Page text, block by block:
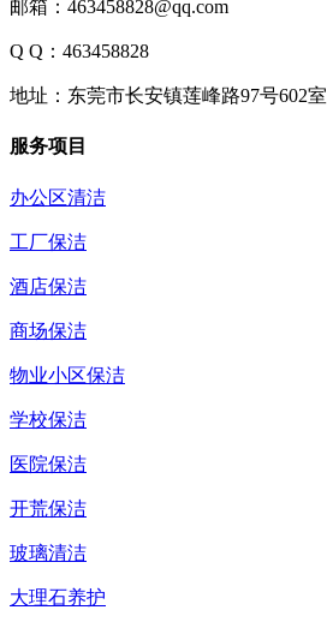
邮箱：463458828@qq.com
Q Q：463458828
地址：东莞市长安镇莲峰路97号602室
服务项目
办公区清洁
工厂保洁
酒店保洁
商场保洁
物业小区保洁
学校保洁
医院保洁
开荒保洁
玻璃清洁
大理石养护